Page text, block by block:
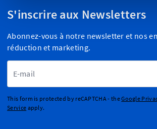
S'inscrire aux Newsletters
Abonnez-vous à notre newsletter et nos
réduction et marketing.
This form is protected by reCAPTCHA - theGoogle
Service apply.